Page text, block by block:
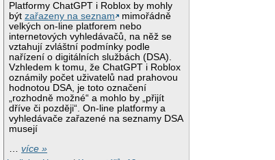
Platformy ChatGPT i Roblox by mohly
býtzařazeny na seznam
mimořádně
velkých on-line platforem nebo
internetových vyhledávačů, na něž se
vztahují zvláštní podmínky podle
nařízení o digitálních službách (DSA).
Vzhledem k tomu, že ChatGPT i Roblox
oznámily počet uživatelů nad prahovou
hodnotou DSA, je toto označení
„rozhodně možné“ a mohlo by „přijít
dříve či později“. On-line platformy a
vyhledávače zařazené na seznamy DSA
musejí
…více »